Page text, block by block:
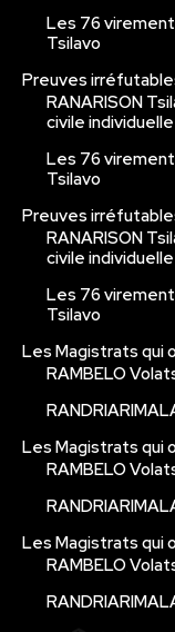
Les 76
Tsilavo
Preuves
RANARISON
civile individuelle
Les 76
Tsilavo
Preuves
RANARISON
civile individuelle
Les 76
Tsilavo
Les Magistrats qui
RAMBELO
Les Magistrats qui
RAMBELO
Les Magistrats qui
RAMBELO